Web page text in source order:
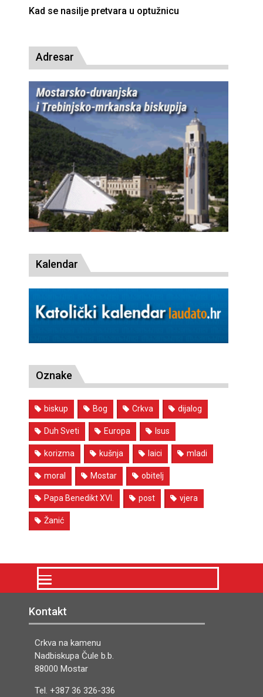
Kad se nasilje pretvara u optužnicu
Adresar
Kalendar
Oznake
biskup Bog Crkva dijalog
Duh Sveti Europa Isus
korizma kušnja laici mladi
moral Mostar obitelj
Papa Benedikt XVI. post vjera
Žanić
Kontakt
Crkva na kamenu
Nadbiskupa Čule b.b.
88000 Mostar
Tel. +387 36 326-336